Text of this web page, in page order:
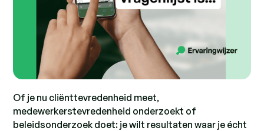
Of je nu cliënttevredenheid meet,
medewerkerstevredenheid onderzoekt of
beleidsonderzoek doet: je wilt resultaten waar je écht